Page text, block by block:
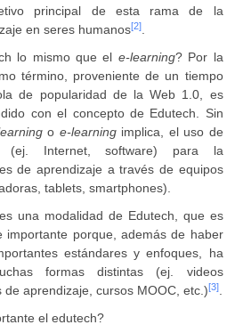
principal de esta rama de la
en seres humanos[2]
lo mismo que el e-learning? Por la
término, proveniente de un tiempo
de popularidad de la Web 1.0, es
con el concepto de Edutech. Sin
o e-learning implica, el uso de
(ej. Internet, software) para la
de aprendizaje a través de equipos
tablets, smartphones).
una modalidad de Edutech, que es
importante porque, además de haber
estándares y enfoques, ha
formas distintas (ej. videos
de aprendizaje, cursos MOOC, etc.)[3]
el edutech?